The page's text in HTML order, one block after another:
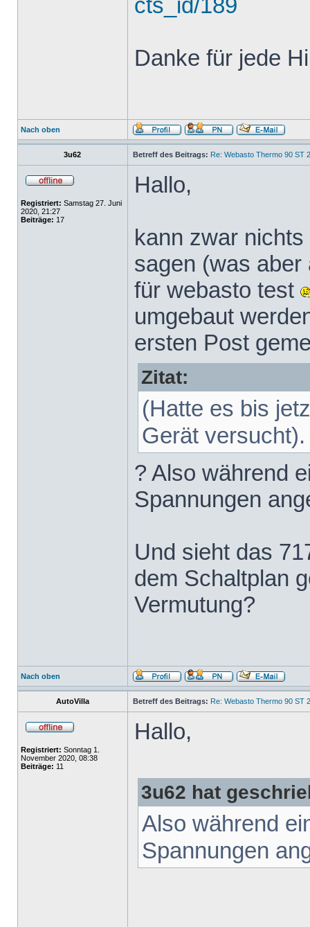
cts_id/189
Danke für jede
Nach oben
3u62 Betreff des Beitrags: Re: Webasto Thermo 90 ST
Registriert: Samstag 27. Juni
2020, 21:27
Beiträge: 17
Hallo,
kann zwar
sagen (was aber
für webasto test
umgebaut
ersten Post
Zitat:
(Hatte es bis
Gerät versucht).
? Also während
Spannungen
Und sieht das
dem Schaltplan
Vermutung?
Nach oben
AutoVilla Betreff des Beitrags: Re: Webasto Thermo 90 ST
Registriert: Sonntag 1.
November 2020, 08:38
Beiträge: 11
Hallo,
3u62 hat
Also während
Spannungen